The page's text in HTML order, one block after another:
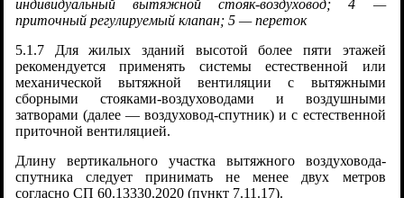
индивидуальный вытяжной стояк-воздуховод; 4 —
приточный регулируемый клапан; 5 — переток
5.1.7 Для жилых зданий высотой более пяти этажей
рекомендуется применять системы естественной или
механической вытяжной вентиляции с вытяжными
сборными стояками-воздуховодами и воздушными
затворами (далее — воздуховод-спутник) и с естественной
приточной вентиляцией.
Длину вертикального участка вытяжного воздуховода-
спутника следует принимать не менее двух метров
согласно СП 60.13330.2020 (пункт 7.11.17).